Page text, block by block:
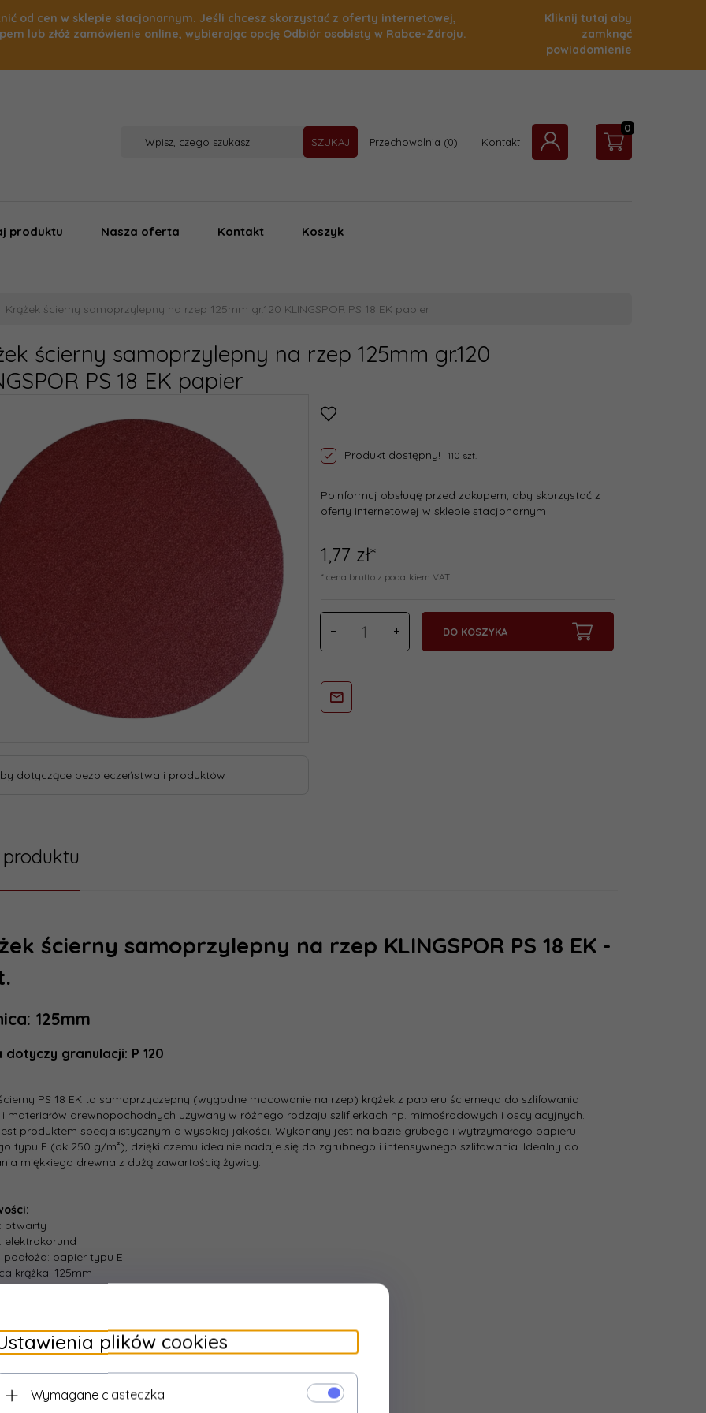
od cen w sklepie stacjonarnym. Jeśli chcesz skorzystać z oferty internetowej,
lub złóż zamówienie online, wybierając opcję Odbiór osobisty w Rabce-Zdroju.
Kliknij tutaj aby
zamknąć
powiadomienie
SZUKAJ Przechowalnia Kontakt
0
produktu Nasza oferta Kontakt Koszyk
Krążek ścierny samoprzylepny na rzep 125mm gr.120 KLINGSPOR PS 18 EK papier
ścierny samoprzylepny na rzep 125mm gr.120
PS 18 EK papier
dotyczące bezpieczeństwa i produktów
Produkt dostępny! 110 szt.
Poinformuj obsługę przed zakupem, aby skorzystać z
oferty internetowej w sklepie stacjonarnym
1,77 zł*
* cena brutto z podatkiem VAT
DO KOSZYKA
ścierny samoprzylepny na rzep KLINGSPOR PS 18 EK -
125mm
granulacji: P 120
PS 18 EK to samoprzyczepny (wygodne mocowanie na rzep) krążek z papieru ściernego do szlifowania
materiałów drewnopochodnych używany w różnego rodzaju szlifierkach np. mimośrodowych i oscylacyjnych.
produktem specjalistycznym o wysokiej jakości. Wykonany jest na bazie grubego i wytrzymałego papieru
typu E (ok 250 g/m²), dzięki czemu idealnie nadaje się do zgrubnego i intensywnego szlifowania. Idealny do
miękkiego drewna z dużą zawartością żywicy.
otwarty
elektrokorund
papier typu E
krążka: 125mm
żywica syntetyczna
plików cookies
Wymagane ciasteczka